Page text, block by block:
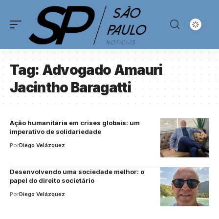
Tag:Advogado Amauri
Jacintho Baragatti
Ação humanitária em crises globais: um
imperativo de solidariedade
PorDiego Velázquez
Desenvolvendo uma sociedade melhor: o
papel do direito societário
PorDiego Velázquez